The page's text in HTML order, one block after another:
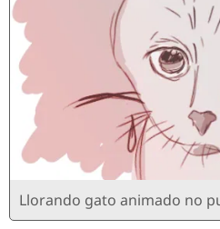
Llorando gato animado no